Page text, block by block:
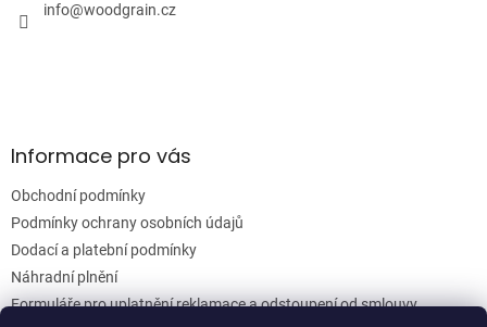
info@woodgrain.cz
Informace pro vás
Obchodní podmínky
Podmínky ochrany osobních údajů
Dodací a platební podmínky
Náhradní plnění
Formuláře pro uplatnění reklamace a odstoupení od smlouvy